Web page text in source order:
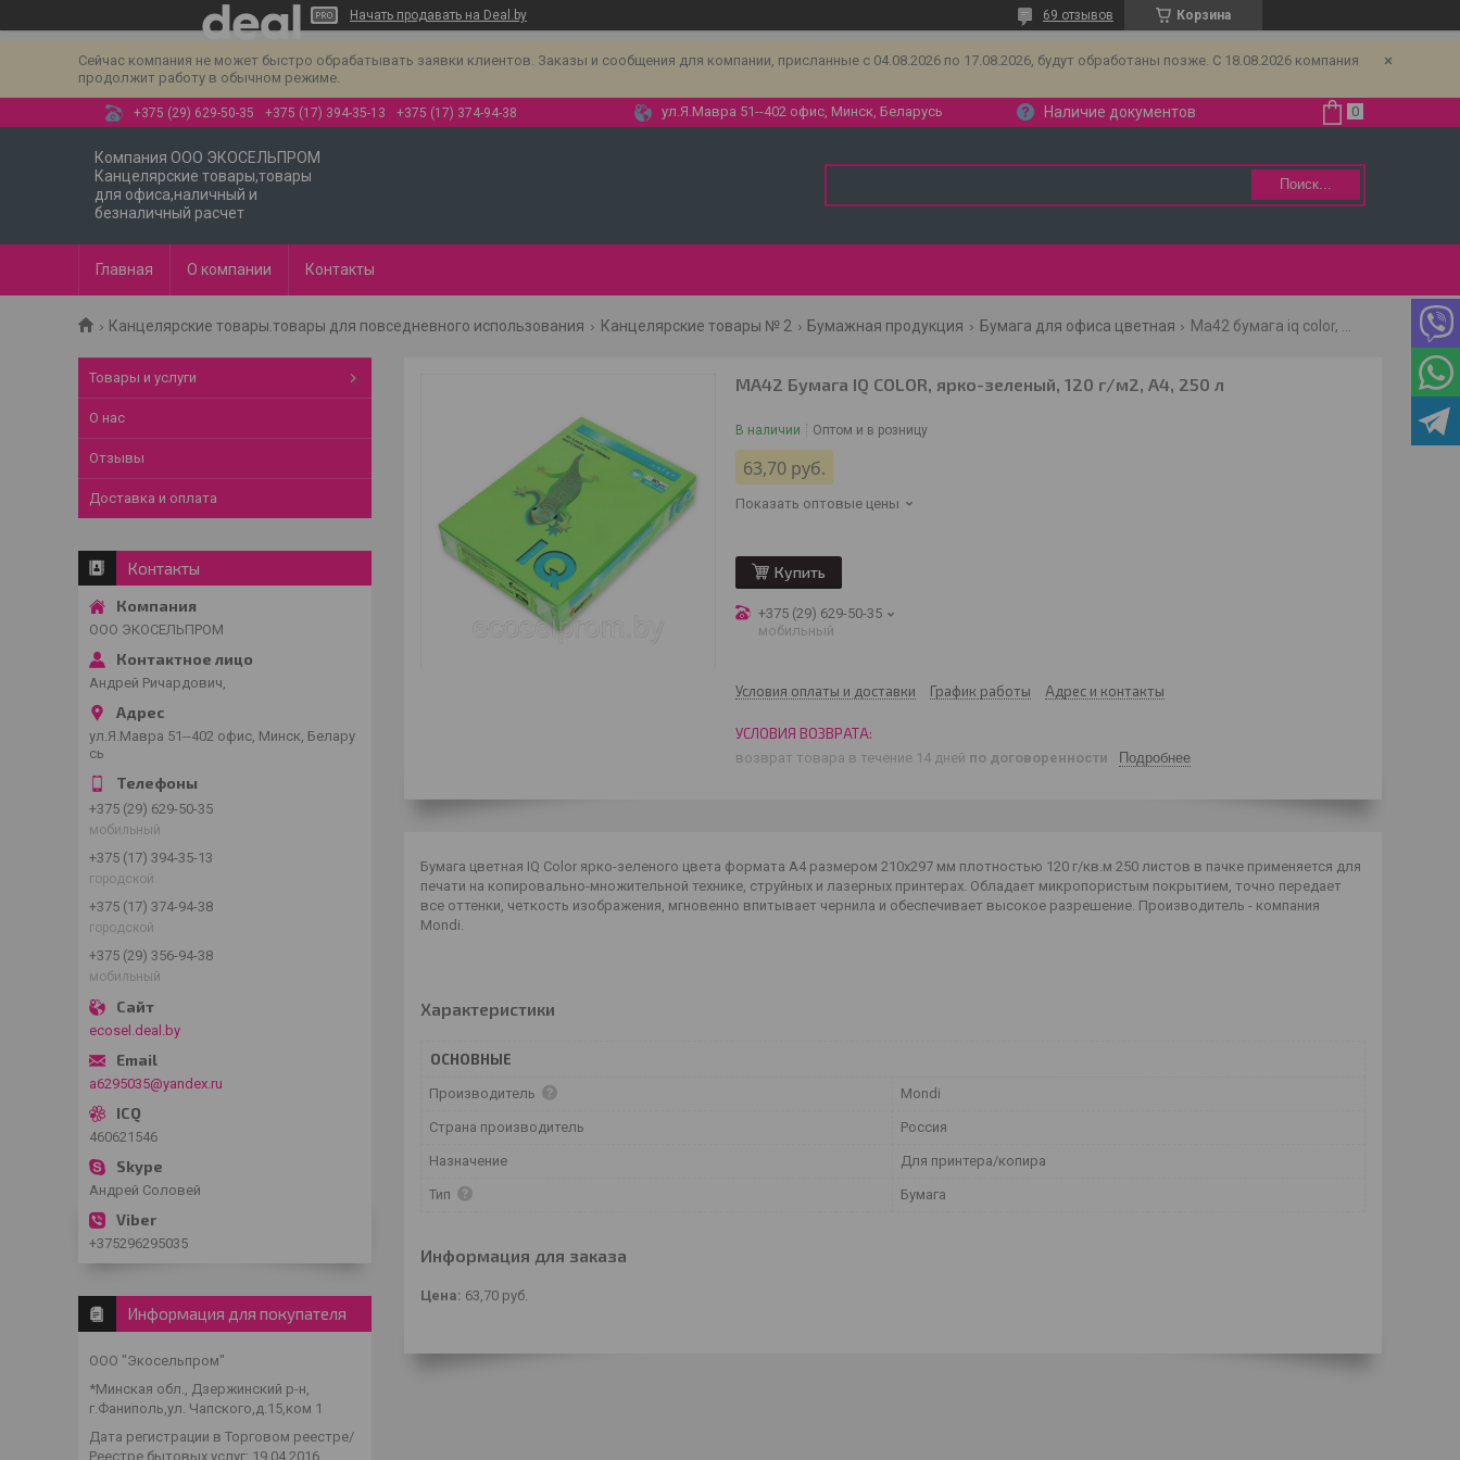
Начать продавать на Deal.by Корзина
69 отзывов
Сейчас компания не может быстро обрабатывать заявки клиентов. Заказы и сообщения для компании, присланные с 04.08.2026 по 17.08.2026, будут обработаны позже. С 18.08.2026 компания
продолжит работу в обычном режиме.
+375 (29) 629-50-35 +375 (17) 394-35-13 +375 (17) 374-94-38 ул.Я.Мавра 51--402 офис, Минск, Беларусь Наличие документов
Компания ООО ЭКОСЕЛЬПРОМ
Канцелярские товары,товары
для офиса,наличный и
безналичный расчет
Поиск...
Главная О компании Контакты
Канцелярские товары.товары для повседневного использования Канцелярские товары № 2 Бумажная продукция Бумага для офиса цветная
MA42 Бумага IQ COLOR, ярко-зеленый, 120 г/м2, А4, 250 л
В наличии Оптом и в розницу
63,70 руб.
Показать оптовые цены
Купить
+375 (29) 629-50-35
мобильный
Условия оплаты и доставки График работы Адрес и контакты
возврат товара в течение 14 дней по договоренности Подробнее
Бумага цветная IQ Color ярко-зеленого цвета формата A4 размером 210х297 мм плотностью 120 г/кв.м 250 листов в пачке применяется для
печати на копировально-множительной технике, струйных и лазерных принтерах. Обладает микропористым покрытием, точно передает
все оттенки, четкость изображения, мгновенно впитывает чернила и обеспечивает высокое разрешение. Производитель - компания
Mondi.
Характеристики
ОСНОВНЫЕ
Производитель Mondi
Страна производитель Россия
Назначение Для принтера/копира
Тип Бумага
Информация для заказа
Цена: 63,70 руб.
Товары и услуги
О нас
Отзывы
Доставка и оплата
Контакты
ООО ЭКОСЕЛЬПРОМ
Андрей Ричардович,
ул.Я.Мавра 51--402 офис, Минск, Белару
сь
+375 (29) 629-50-35
мобильный
+375 (17) 394-35-13
городской
+375 (17) 374-94-38
городской
+375 (29) 356-94-38
мобильный
ecosel.deal.by
a6295035@yandex.ru
460621546
Андрей Соловей
+375296295035
Информация для покупателя
ООО "Экосельпром"
*Минская обл., Дзержинский р-н,
г.Фаниполь,ул. Чапского,д.15,ком 1
Дата регистрации в Торговом реестре/
Реестре бытовых услуг: 19.04.2016